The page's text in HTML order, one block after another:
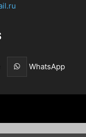
WhatsApp